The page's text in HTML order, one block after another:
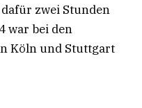
zwei Stunden
war bei den
Köln und Stuttgart